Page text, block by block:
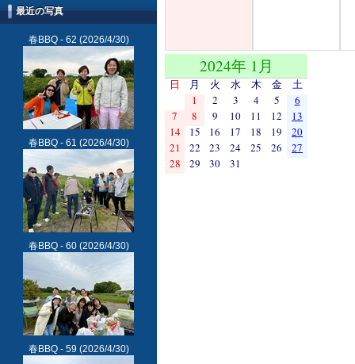
最近の写真
春BBQ - 62 (2026/4/30)
春BBQ - 61 (2026/4/30)
春BBQ - 60(2026/4/30)
春BBQ - 59 (2026/4/30)
2024年 1月
日 月 火 水 木 金
土
1
2 3 4 5
6
7
8 9 10 11 12
13
14
15 16 17 18 19
20
21
22 23 24 25 26
27
28
29 30 31